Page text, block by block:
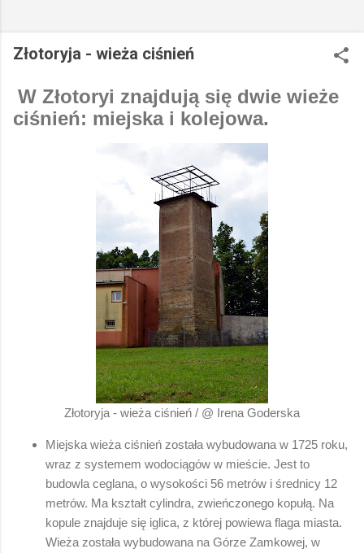
Złotoryja - wieża ciśnień
W Złotoryi znajdują się dwie wieże
ciśnień: miejska i kolejowa.
Złotoryja - wieża ciśnień / @ Irena Goderska
Miejska wieża ciśnień została wybudowana w 1725 roku,
wraz z systemem wodociągów w mieście. Jest to
budowla ceglana, o wysokości 56 metrów i średnicy 12
metrów. Ma kształt cylindra, zwieńczonego kopułą. Na
kopule znajduje się iglica, z której powiewa flaga miasta.
Wieża została wybudowana na Górze Zamkowej, w